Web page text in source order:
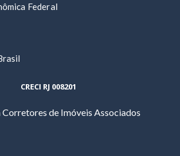
Federal
CRECI RJ 008201
de Imóveis Associados